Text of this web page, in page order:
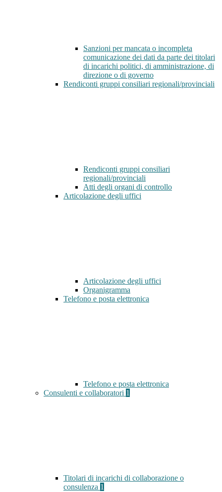
Sanzioni per mancata o incompleta
comunicazione dei dati da parte dei titolari
di incarichi politici, di amministrazione, di
direzione o di governo
Rendiconti gruppi consiliari regionali/provinciali
Rendiconti gruppi consiliari
regionali/provinciali
Atti degli organi di controllo
Articolazione degli uffici
Articolazione degli uffici
Organigramma
Telefono e posta elettronica
Telefono e posta elettronica
Consulenti e collaboratori 1
Titolari di incarichi di collaborazione o
consulenza 1